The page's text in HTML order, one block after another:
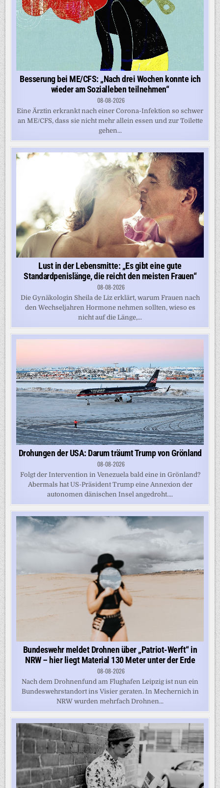
Besserung bei ME/CFS: „Nach drei Wochen konnte ich
wieder am Sozialleben teilnehmen“
08-08-2026
Eine Ärztin erkrankt nach einer Corona-Infektion so schwer
an ME/CFS, dass sie nicht mehr allein essen und zur Toilette
gehen...
Lust in der Lebensmitte: „Es gibt eine gute
Standardpenislänge, die reicht den meisten Frauen“
08-08-2026
Die Gynäkologin Sheila de Liz erklärt, warum Frauen nach
den Wechseljahren Hormone nehmen sollten, wieso es
nicht auf die Länge,...
Drohungen der USA: Darum träumt Trump von Grönland
08-08-2026
Folgt der Intervention in Venezuela bald eine in Grönland?
Abermals hat US-Präsident Trump eine Annexion der
autonomen dänischen Insel angedroht....
Bundeswehr meldet Drohnen über „Patriot-Werft“ in
NRW – hier liegt Material 130 Meter unter der Erde
08-08-2026
Nach dem Drohnenfund am Flughafen Leipzig ist nun ein
Bundeswehrstandort ins Visier geraten. In Mechernich in
NRW wurden mehrfach Drohnen...